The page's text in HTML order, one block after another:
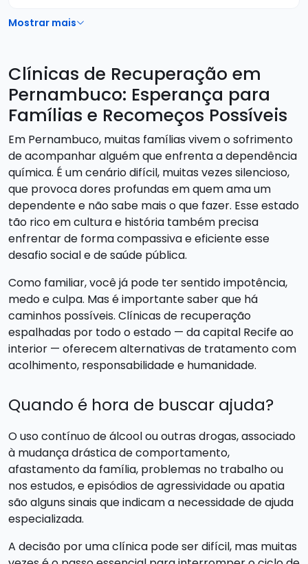
Mostrar mais
Clínicas de Recuperação em
Pernambuco: Esperança para
Famílias e Recomeços Possíveis
Em Pernambuco, muitas famílias vivem o sofrimento
de acompanhar alguém que enfrenta a dependência
química. É um cenário difícil, muitas vezes silencioso,
que provoca dores profundas em quem ama um
dependente e não sabe mais o que fazer. Esse estado
tão rico em cultura e história também precisa
enfrentar de forma compassiva e eficiente esse
desafio social e de saúde pública.
Como familiar, você já pode ter sentido impotência,
medo e culpa. Mas é importante saber que há
caminhos possíveis. Clínicas de recuperação
espalhadas por todo o estado — da capital Recife ao
interior — oferecem alternativas de tratamento com
acolhimento, responsabilidade e humanidade.
Quando é hora de buscar ajuda?
O uso contínuo de álcool ou outras drogas, associado
à mudança drástica de comportamento,
afastamento da família, problemas no trabalho ou
nos estudos, e episódios de agressividade ou apatia
são alguns sinais que indicam a necessidade de ajuda
especializada.
A decisão por uma clínica pode ser difícil, mas muitas